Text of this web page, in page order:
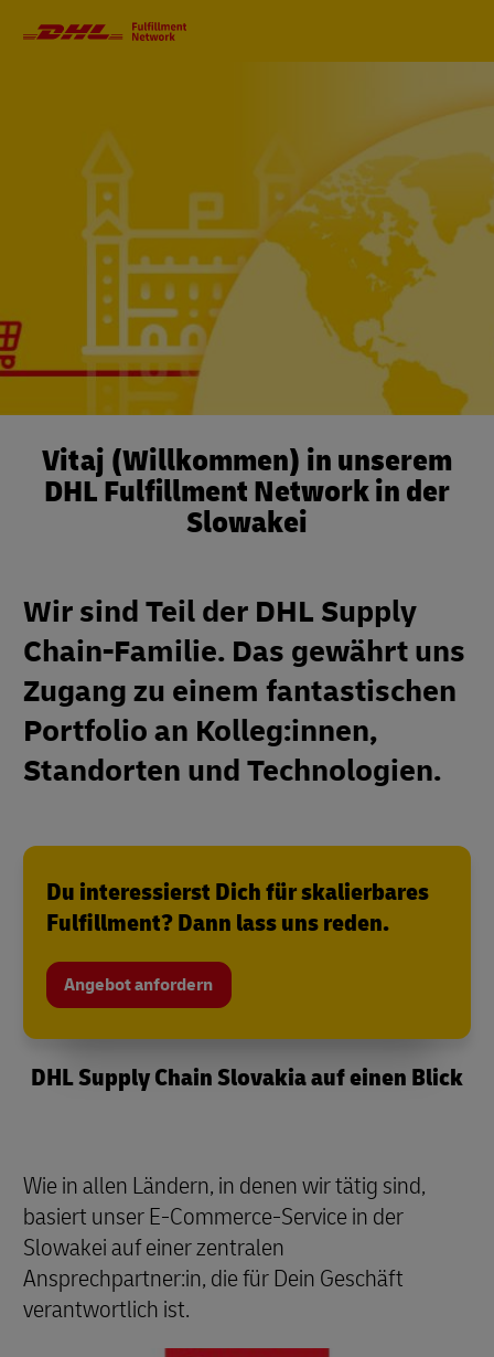
Vitaj (Willkommen) in unserem
DHL Fulfillment Network in der
Slowakei
Wir sind Teil der DHL Supply
Chain-Familie. Das gewährt uns
Zugang zu einem fantastischen
Portfolio an Kolleg:innen,
Standorten und Technologien.
Du interessierst Dich für skalierbares
Fulfillment? Dann lass uns reden.
Angebot anfordern
DHL Supply Chain Slovakia auf einen Blick
Wie in allen Ländern, in denen wir tätig sind,
basiert unser E-Commerce-Service in der
Slowakei auf einer zentralen
Ansprechpartner:in, die für Dein Geschäft
verantwortlich ist.